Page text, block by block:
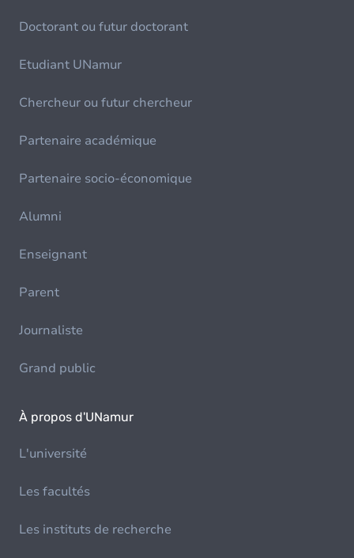
Doctorant ou futur doctorant
Etudiant UNamur
Chercheur ou futur chercheur
Partenaire académique
Partenaire socio-économique
Alumni
Enseignant
Parent
Journaliste
Grand public
À propos d'UNamur
L'université
Les facultés
Les instituts de recherche